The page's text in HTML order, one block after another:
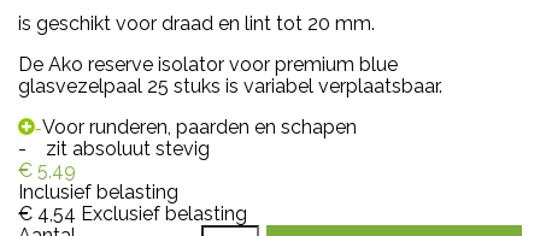
is geschikt voor draad en lint tot 20 mm.
De Ako reserve isolator voor premium blue
glasvezelpaal 25 stuks is variabel verplaatsbaar.
-Voor runderen, paarden en schapen
- zit absoluut stevig
€ 5,49
Inclusief belasting
€ 4,54 Exclusief belasting